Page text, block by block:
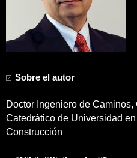
Sobre el autor
Doctor Ingeniero de Caminos,
Catedrático de Universidad
Construcción